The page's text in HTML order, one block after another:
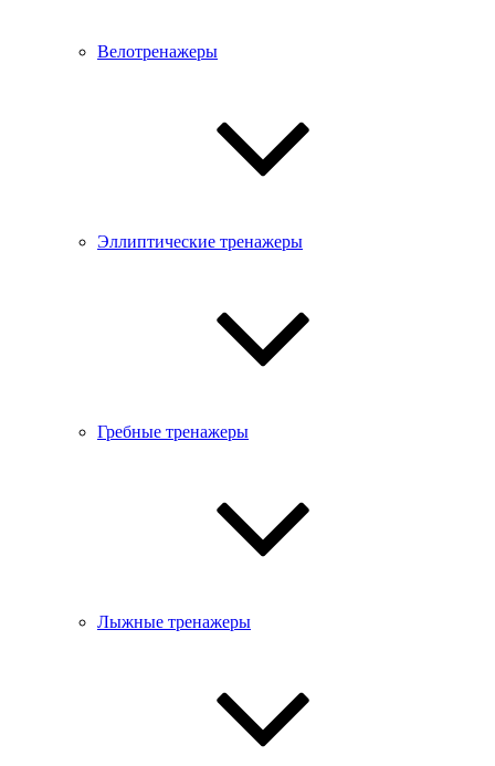
Велотренажеры
Эллиптические тренажеры
Гребные тренажеры
Лыжные тренажеры